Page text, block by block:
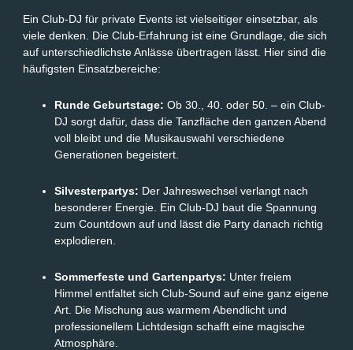
Ein Club-DJ für private Events ist vielseitiger einsetzbar, als
viele denken. Die Club-Erfahrung ist eine Grundlage, die sich
auf unterschiedlichste Anlässe übertragen lässt. Hier sind die
häufigsten Einsatzbereiche:
Runde Geburtstage: Ob 30., 40. oder 50. – ein Club-
DJ sorgt dafür, dass die Tanzfläche den ganzen Abend
voll bleibt und die Musikauswahl verschiedene
Generationen begeistert.
Silvesterpartys: Der Jahreswechsel verlangt nach
besonderer Energie. Ein Club-DJ baut die Spannung
zum Countdown auf und lässt die Party danach richtig
explodieren.
Sommerfeste und Gartenpartys: Unter freiem
Himmel entfaltet sich Club-Sound auf eine ganz eigene
Art. Die Mischung aus warmem Abendlicht und
professionellem Lichtdesign schafft eine magische
Atmosphäre.